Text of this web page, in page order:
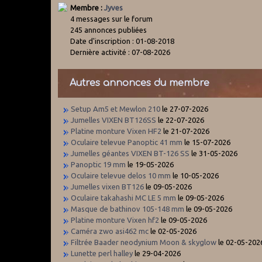
Membre :Jyves
4 messages sur le forum
245 annonces publiées
Date d'inscription : 01-08-2018
Dernière activité : 07-08-2026
Autres annonces du membre
Setup Am5 et Mewlon 210 le 27-07-2026
Jumelles VIXEN BT126SS le 22-07-2026
Platine monture Vixen HF2 le 21-07-2026
Oculaire televue Panoptic 41 mm le 15-07-2026
Jumelles géantes VIXEN BT-126 SS le 31-05-2026
Panoptic 19 mm le 19-05-2026
Oculaire televue delos 10 mm le 10-05-2026
Jumelles vixen BT126 le 09-05-2026
Oculaire takahashi MC LE 5 mm le 09-05-2026
Masque de bathinov 105-148 mm le 09-05-2026
Platine monture Vixen hf2 le 09-05-2026
Caméra zwo asi462 mc le 02-05-2026
Filtrée Baader neodynium Moon & skyglow le 02-05-
Lunette perl halley le 29-04-2026